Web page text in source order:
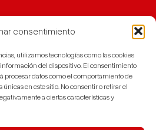
consentimiento
utilizamos tecnologías como las cookies
del dispositivo. El consentimiento
procesar datos como el comportamiento de
en este sitio. No consentir o retirar el
a ciertas características y
Aviso legal
Política de cookies